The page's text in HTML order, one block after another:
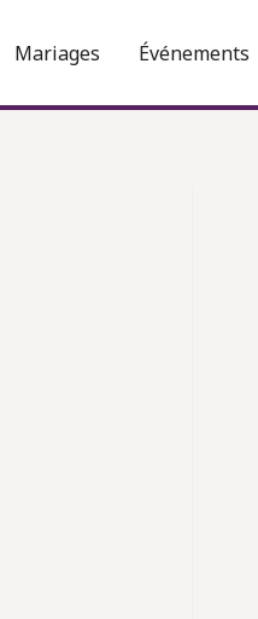
Mariages Événements